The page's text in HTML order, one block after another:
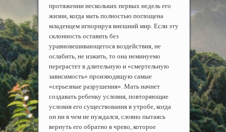
протяжении нескольких первых недель его
жизни, когда мать полностью поглощена
младенцем игнорируя внешний мир. Если эту
склонность оставить без
уравновешивающегося воздействия, не
ослабить, не изжить, то она неминуемо
перерастет в длительную и «смертельную
зависимость» производящую самые
«серьезные разрушения». Мать начнет
создавать ребенку условия, повторяющие
условия его существования в утробе, когда
он ни в чем не нуждался, словно пытаясь
вернуть его обратно в чрево, которое